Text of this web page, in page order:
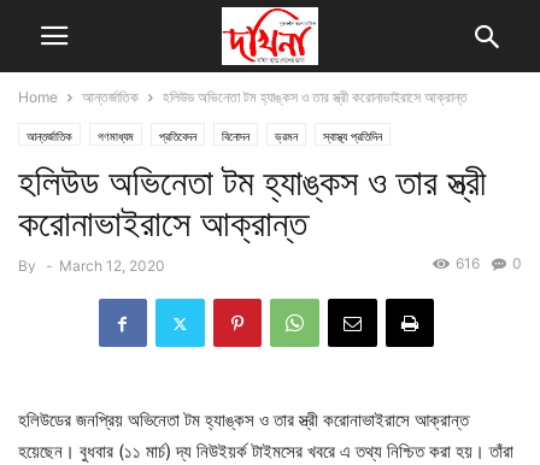
Home আন্তর্জাতিক হলিউড অভিনেতা টম হ্যাঙ্কস ও তার স্ত্রী করোনাভাইরাসে আক্রান্ত
আন্তর্জাতিক গণমাধ্যম প্রতিবেদন বিনোদন ভ্রমন স্বাস্থ্য প্রতিদিন
হলিউড অভিনেতা টম হ্যাঙ্কস ও তার স্ত্রী
করোনাভাইরাসে আক্রান্ত
By - March 12, 2020 0
616
হলিউডের জনপ্রিয় অভিনেতা টম হ্যাঙ্কস ও তার স্ত্রী করোনাভাইরাসে আক্রান্ত
হয়েছেন। বুধবার (১১ মার্চ) দ্য নিউইয়র্ক টাইমসের খবরে এ তথ্য নিশ্চিত করা হয়। তাঁরা